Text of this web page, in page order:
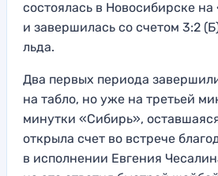
состоялась в Новосибирске
и завершилась со счетом 3:2
льда.
Два первых периода
на табло, но уже на третьей
минутки «Сибирь»,
открыла счет во встрече
в исполнении Евгения